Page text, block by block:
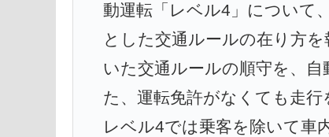
動運転「レベル4」について
とした交通ルールの在り方
いた交通ルールの順守を、
た、運転免許がなくても走行
レベル4では乗客を除いて車